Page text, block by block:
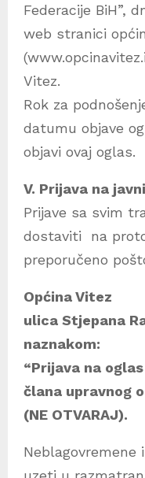
Federacije BiH”,
web stranici
Vitez.
Rok za
datumu objave
objavi ovaj oglas.
V. Prijava na
Prijave sa svim
dostaviti na
preporučeno
Općina Vitez
ulica Stjepana
naznakom:
“Prijava na
člana upravnog
(NE OTVARAJ).
Neblagovremene